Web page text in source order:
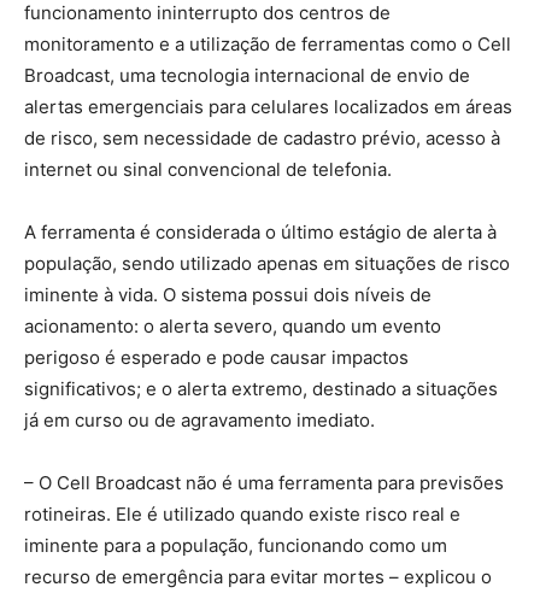
funcionamento ininterrupto dos centros de
monitoramento e a utilização de ferramentas como o Cell
Broadcast, uma tecnologia internacional de envio de
alertas emergenciais para celulares localizados em áreas
de risco, sem necessidade de cadastro prévio, acesso à
internet ou sinal convencional de telefonia.
A ferramenta é considerada o último estágio de alerta à
população, sendo utilizado apenas em situações de risco
iminente à vida. O sistema possui dois níveis de
acionamento: o alerta severo, quando um evento
perigoso é esperado e pode causar impactos
significativos; e o alerta extremo, destinado a situações
já em curso ou de agravamento imediato.
– O Cell Broadcast não é uma ferramenta para previsões
rotineiras. Ele é utilizado quando existe risco real e
iminente para a população, funcionando como um
recurso de emergência para evitar mortes – explicou o